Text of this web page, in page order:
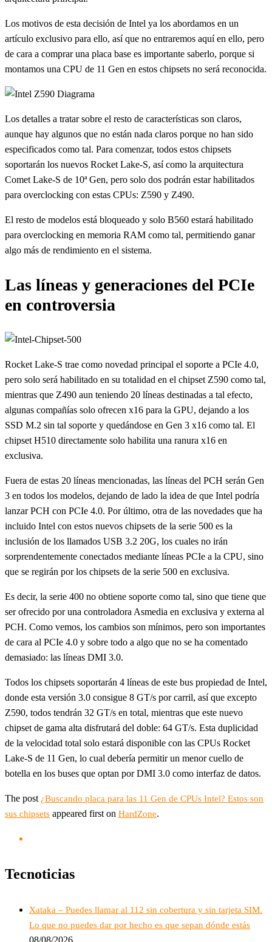
Los motivos de esta decisión de Intel ya los abordamos en un
artículo exclusivo para ello, así que no entraremos aquí en ello, pero
de cara a comprar una placa base es importante saberlo, porque si
montamos una CPU de 11 Gen en estos chipsets no será reconocida.
Los detalles a tratar sobre el resto de características son claros,
aunque hay algunos que no están nada claros porque no han sido
especificados como tal. Para comenzar, todos estos chipsets
soportarán los nuevos Rocket Lake-S, así como la arquitectura
Comet Lake-S de 10ª Gen, pero solo dos podrán estar habilitados
para overclocking con estas CPUs: Z590 y Z490.
El resto de modelos está bloqueado y solo B560 estará habilitado
para overclocking en memoria RAM como tal, permitiendo ganar
algo más de rendimiento en el sistema.
Las líneas y generaciones del PCIe
en controversia
Rocket Lake-S trae como novedad principal el soporte a PCIe 4.0,
pero solo será habilitado en su totalidad en el chipset Z590 como tal,
mientras que Z490 aun teniendo 20 líneas destinadas a tal efecto,
algunas compañías solo ofrecen x16 para la GPU, dejando a los
SSD M.2 sin tal soporte y quedándose en Gen 3 x16 como tal. El
chipset H510 directamente solo habilita una ranura x16 en
exclusiva.
Fuera de estas 20 líneas mencionadas, las líneas del PCH serán Gen
3 en todos los modelos, dejando de lado la idea de que Intel podría
lanzar PCH con PCIe 4.0. Por último, otra de las novedades que ha
incluido Intel con estos nuevos chipsets de la serie 500 es la
inclusión de los llamados USB 3.2 20G, los cuales no irán
sorprendentemente conectados mediante líneas PCIe a la CPU, sino
que se regirán por los chipsets de la serie 500 en exclusiva.
Es decir, la serie 400 no obtiene soporte como tal, sino que tiene que
ser ofrecido por una controladora Asmedia en exclusiva y externa al
PCH. Como vemos, los cambios son mínimos, pero son importantes
de cara al PCIe 4.0 y sobre todo a algo que no se ha comentado
demasiado: las líneas DMI 3.0.
Todos los chipsets soportarán 4 líneas de este bus propiedad de Intel,
donde esta versión 3.0 consigue 8 GT/s por carril, así que excepto
Z590, todos tendrán 32 GT/s en total, mientras que este nuevo
chipset de gama alta disfrutará del doble: 64 GT/s. Esta duplicidad
de la velocidad total solo estará disponible con las CPUs Rocket
Lake-S de 11 Gen, lo cual debería permitir un menor cuello de
botella en los buses que optan por DMI 3.0 como interfaz de datos.
The post ¿Buscando placa para las 11 Gen de CPUs Intel? Estos son
sus chipsets appeared first on HardZone.
Tecnoticias
Xataka – Puedes llamar al 112 sin cobertura y sin tarjeta SIM.
Lo que no puedes dar por hecho es que sepan dónde estás
08/08/2026